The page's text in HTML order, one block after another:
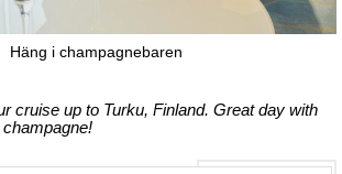
Häng i champagnebaren
cruise up to Turku, Finland. Great day with